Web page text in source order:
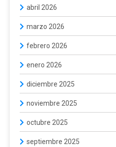
abril 2026
marzo 2026
febrero 2026
enero 2026
diciembre 2025
noviembre 2025
octubre 2025
septiembre 2025